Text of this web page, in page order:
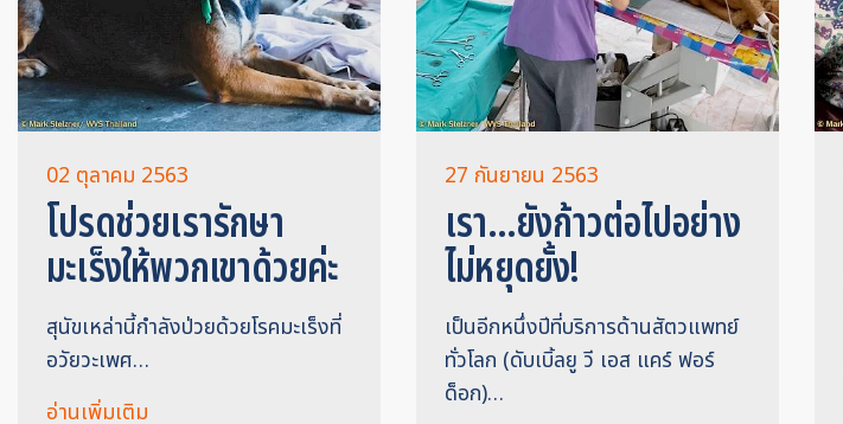
02 ตุลาคม 2563
โปรดช่วยเรารักษา
มะเร็งให้พวกเขาด้วยค่ะ
สุนัขเหล่านี้กำลังป่วยด้วยโรคมะเร็งที่
อวัยวะเพศ…
อ่านเพิ่มเติม
27 กันยายน 2563
เรา...ยังก้าวต่อไปอย่าง
ไม่หยุดยั้ง!
เป็นอีกหนึ่งปีที่บริการด้านสัตวแพทย์
ทั่วโลก (ดับเบิ้ลยู วี เอส แคร์ ฟอร์
ด็อก)…